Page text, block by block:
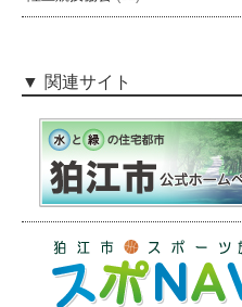
関連サイト